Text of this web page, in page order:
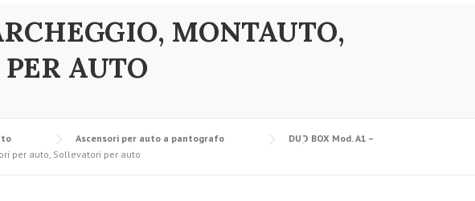
MONTAUTO,
AUTO
Ascensori per auto a pantografo
DUO BOX Mod. A1 –
per auto, Sollevatori per auto